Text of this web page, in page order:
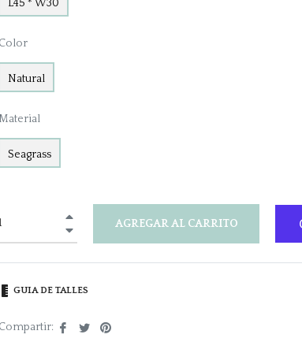
L45 * W30
Color
Natural
Seagrass
AGREGAR AL CARRITO
GUIA DE TALLES
Compartir:
Compartir
TuitearPinear